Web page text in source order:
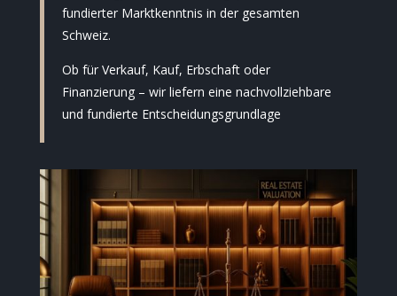
fundierter Marktkenntnis in der gesamten
Schweiz.
Ob für Verkauf, Kauf, Erbschaft oder
Finanzierung – wir liefern eine nachvollziehbare
und fundierte Entscheidungsgrundlage